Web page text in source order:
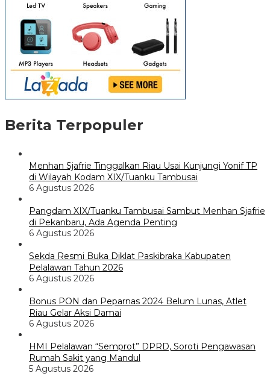
Berita Terpopuler
Menhan Sjafrie Tinggalkan Riau Usai Kunjungi Yonif TP
di Wilayah Kodam XIX/Tuanku Tambusai
6 Agustus 2026
Pangdam XIX/Tuanku Tambusai Sambut Menhan Sjafrie
di Pekanbaru, Ada Agenda Penting
6 Agustus 2026
Sekda Resmi Buka Diklat Paskibraka Kabupaten
Pelalawan Tahun 2026
6 Agustus 2026
Bonus PON dan Peparnas 2024 Belum Lunas, Atlet
Riau Gelar Aksi Damai
6 Agustus 2026
HMI Pelalawan “Semprot” DPRD, Soroti Pengawasan
Rumah Sakit yang Mandul
5 Agustus 2026